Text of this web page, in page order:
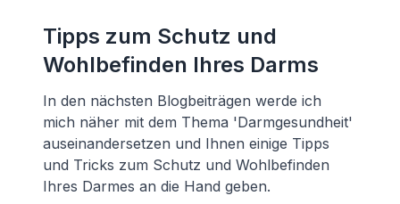
Tipps zum Schutz und
Wohlbefinden Ihres Darms
In den nächsten Blogbeiträgen werde ich
mich näher mit dem Thema 'Darmgesundheit'
auseinandersetzen und Ihnen einige Tipps
und Tricks zum Schutz und Wohlbefinden
Ihres Darmes an die Hand geben.